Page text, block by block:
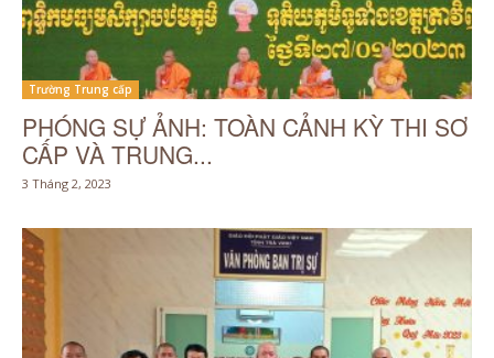
Trường Trung cấp
PHÓNG SỰ ẢNH: TOÀN CẢNH KỲ THI SƠ
CẤP VÀ TRUNG...
3 Tháng 2, 2023